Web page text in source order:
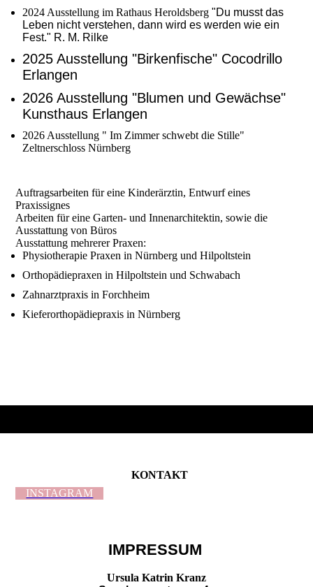
2024 Ausstellung im Rathaus Heroldsberg "Du musst das
Leben nicht verstehen, dann wird es werden wie ein
Fest." R. M. Rilke
2025 Ausstellung "Birkenfische" Cocodrillo
Erlangen
2026 Ausstellung "Blumen und Gewächse"
Kunsthaus Erlangen
2026 Ausstellung " Im Zimmer schwebt die Stille"
Zeltnerschloss Nürnberg
Auftragsarbeiten für eine Kinderärztin, Entwurf eines
Praxissignes
Arbeiten für eine Garten- und Innenarchitektin, sowie die
Ausstattung von Büros
Ausstattung mehrerer Praxen:
Physiotherapie Praxen in Nürnberg und Hilpoltstein
Orthopädiepraxen in Hilpoltstein und Schwabach
Zahnarztpraxis in Forchheim
Kieferorthopädiepraxis in Nürnberg
KONTAKT
INSTAGRAM
IMPRESSUM
Ursula Katrin Kranz